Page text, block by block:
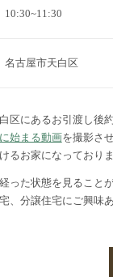
10:30~11:30
名古屋市天白区
区にあるお引渡し後
始まる動画を撮影さ
るお家になっておりま
った状態を見ること
、分譲住宅にご興味